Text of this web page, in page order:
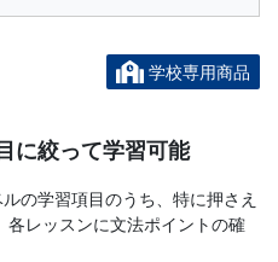
学校専用商品
に絞って学習可能
の学習項目のうち、特に押さえ
各レッスンに文法ポイントの確